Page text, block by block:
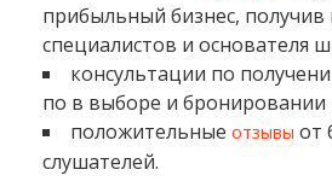
прибыльный бизнес,
специалистов и основателя
консультации по
по в выборе и
положительные отзывы от
слушателей.